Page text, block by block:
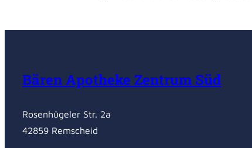
Bären Apotheke Zentrum Süd
Rosenhügeler Str. 2a
42859 Remscheid